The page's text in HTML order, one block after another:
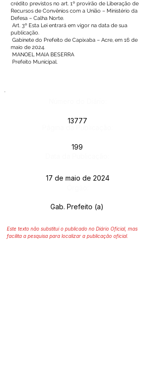
crédito previstos no art. 1º provirão de Liberação de
Recursos de Convênios com a União – Ministério da
Defesa – Calha Norte.
Art. 3º Esta Lei entrará em vigor na data de sua
publicação.
Gabinete do Prefeito de Capixaba – Acre, em 16 de
maio de 2024.
MANOEL MAIA BESERRA
Prefeito Municipal.
13777
199
17 de maio de 2024
Gab. Prefeito (a)
Este texto não substitui o publicado no Diário Oficial, mas
facilita a pesquisa para localizar a publicação oficial.